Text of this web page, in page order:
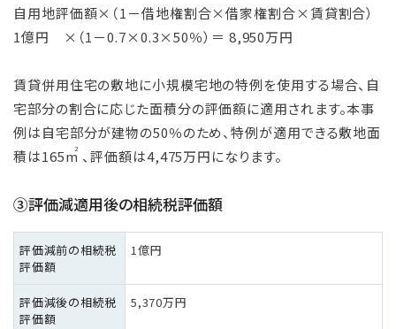
自用地評価額×（1－借地権割合×借家権割合×賃貸割合）
1億円 ×（1－0.7×0.3×50％）＝ 8,950万円
賃貸併用住宅の敷地に小規模宅地の特例を使用する場合、自
宅部分の割合に応じた面積分の評価額に適用されます。本事
例は自宅部分が建物の50％のため、特例が適用できる敷地面
積は165m2 、評価額は4,475万円になります。
③評価減適用後の相続税評価額
評価減前の相続税
評価額
1億円
評価減後の相続税
評価額
5,370万円